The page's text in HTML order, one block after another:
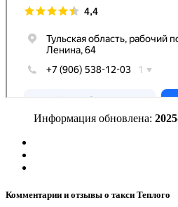
Информация обновлена:
Комментарии и отзывы о такси Теплого